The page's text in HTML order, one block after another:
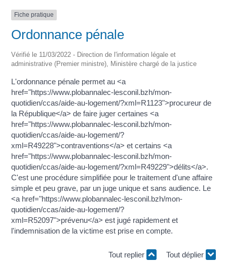
Fiche pratique
Ordonnance pénale
Vérifié le 11/03/2022 - Direction de l'information légale et
administrative (Premier ministre), Ministère chargé de la justice
L'ordonnance pénale permet au <a
href="https://www.plobannalec-lesconil.bzh/mon-
quotidien/ccas/aide-au-logement/?xml=R1123">procureur de
la République</a> de faire juger certaines <a
href="https://www.plobannalec-lesconil.bzh/mon-
quotidien/ccas/aide-au-logement/?
xml=R49228">contraventions</a> et certains <a
href="https://www.plobannalec-lesconil.bzh/mon-
quotidien/ccas/aide-au-logement/?xml=R49229">délits</a>.
C'est une procédure simplifiée pour le traitement d'une affaire
simple et peu grave, par un juge unique et sans audience. Le
<a href="https://www.plobannalec-lesconil.bzh/mon-
quotidien/ccas/aide-au-logement/?
xml=R52097">prévenu</a> est jugé rapidement et
l'indemnisation de la victime est prise en compte.
Tout replier Tout déplier